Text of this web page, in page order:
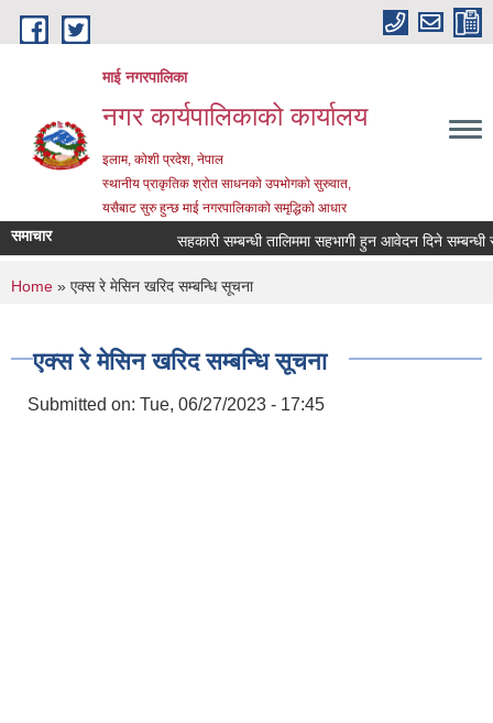
Skip to main content
माई नगरपालिका
नगर कार्यपालिकाको कार्यालय
इलाम, कोशी प्रदेश, नेपाल
स्थानीय प्राकृतिक श्रोत साधनको उपभोगको सुरुवात,
यसैबाट सुरु हुन्छ माई नगरपालिकाको समृद्धिको आधार
समाचार सहकारी सम्बन्धी तालिममा सहभागी हुन आवेदन दिने सम्बन्धी
You are here
Home » एक्स रे मेसिन खरिद सम्बन्धि सूचना
एक्स रे मेसिन खरिद सम्बन्धि सूचना
Submitted on: Tue, 06/27/2023 - 17:45